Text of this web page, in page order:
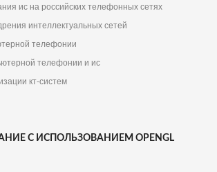
ис на российских телефонных сетях
интеллектуальных сетей
телефонии
телефонии и ис
кт-систем
С ИСПОЛЬЗОВАНИЕМ OPENGL